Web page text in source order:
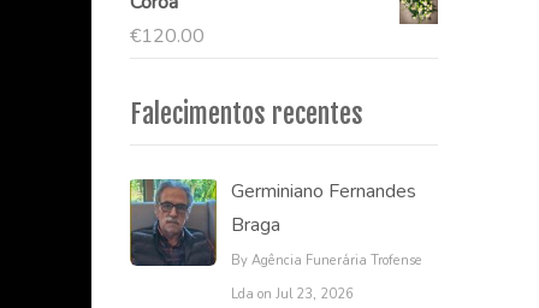
€120.00
Falecimentos recentes
Germiniano Fernandes
Braga
By Agência Funerária Trofense
Lda on Jul 23, 2026